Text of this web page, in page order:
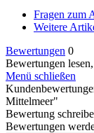
Fragen zum
Weitere
Bewertungen 0
Bewertungen
Menü schließen
Mittelmeer"
Bewertung
Bewertungen